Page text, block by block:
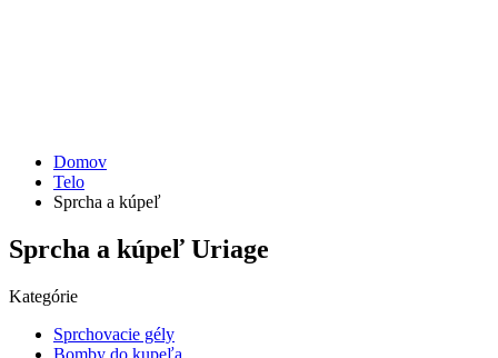
Domov
Telo
Sprcha a kúpeľ
Sprcha a kúpeľ Uriage
Kategórie
Sprchovacie gély
Bomby do kupeľa